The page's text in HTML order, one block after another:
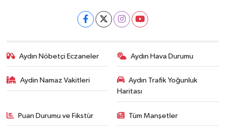
Aydın Nöbetçi Eczaneler Aydın Hava Durumu
Aydin Namaz Vakitleri
Aydın Trafik Yoğunluk
Haritası
Puan Durumu ve Fikstür Tüm Manşetler